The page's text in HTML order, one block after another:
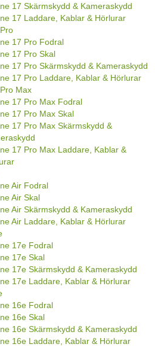
17 Skärmskydd & Kameraskydd
17 Laddare, Kablar & Hörlurar
17 Pro Fodral
17 Pro Skal
17 Pro Skärmskydd & Kameraskydd
17 Pro Laddare, Kablar & Hörlurar
Max
17 Pro Max Fodral
17 Pro Max Skal
17 Pro Max Skärmskydd &
17 Pro Max Laddare, Kablar &
Air Fodral
Air Skal
Air Skärmskydd & Kameraskydd
Air Laddare, Kablar & Hörlurar
17e Fodral
17e Skal
17e Skärmskydd & Kameraskydd
17e Laddare, Kablar & Hörlurar
16e Fodral
16e Skal
16e Skärmskydd & Kameraskydd
16e Laddare, Kablar & Hörlurar